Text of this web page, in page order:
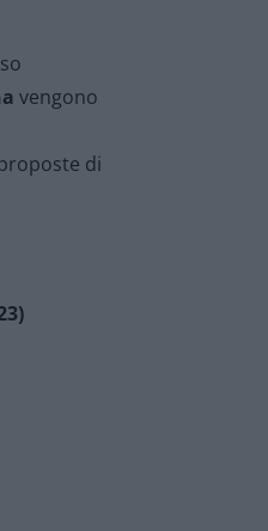
vengono
di